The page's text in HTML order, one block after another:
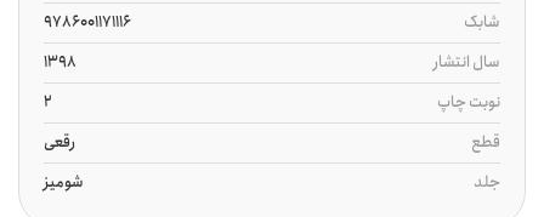
شابک
9786001171116
سال انتشار
1398
نوبت چاپ
2
قطع
رقعی
جلد
شومیز